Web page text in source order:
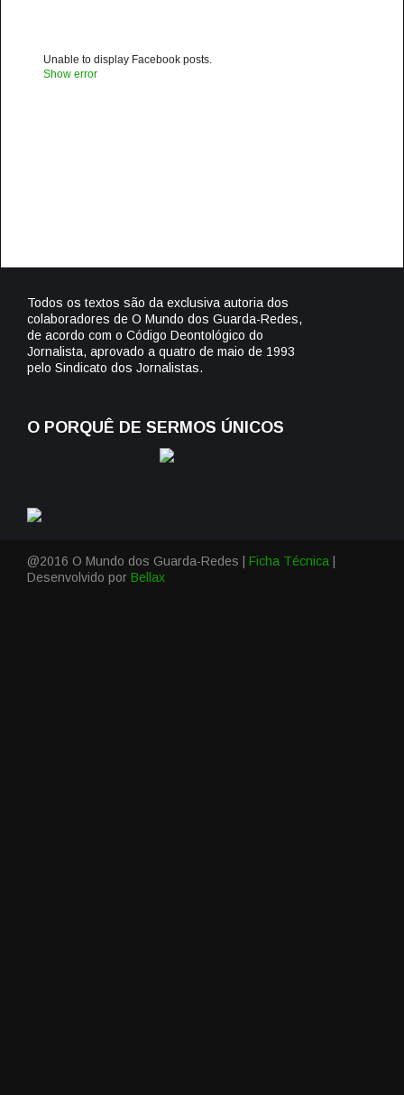
Unable to display Facebook posts.
Show error
Todos os textos são da exclusiva autoria dos
colaboradores de O Mundo dos Guarda-Redes,
de acordo com o Código Deontológico do
Jornalista, aprovado a quatro de maio de 1993
pelo Sindicato dos Jornalistas.
O PORQUÊ DE SERMOS ÚNICOS
@2016 O Mundo dos Guarda-Redes | Ficha Técnica
Desenvolvido por Bellax